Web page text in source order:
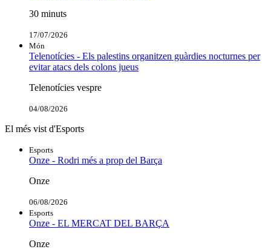
30 minuts
17/07/2026
Món
Telenotícies - Els palestins organitzen guàrdies nocturnes per
evitar atacs dels colons jueus
Telenotícies vespre
04/08/2026
El més vist d'Esports
Esports
Onze - Rodri més a prop del Barça
Onze
06/08/2026
Esports
Onze - EL MERCAT DEL BARÇA
Onze